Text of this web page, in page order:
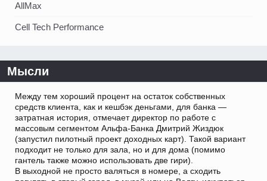
AllMax
Cell Tech Performance
Мысли
Между тем хороший процент на остаток собственных
средств клиента, как и кешбэк деньгами, для банка —
затратная история, отмечает директор по работе с
массовым сегментом Альфа-Банка Дмитрий Жиздюк
(запустил пилотный проект доходных карт). Такой вариант
подходит не только для зала, но и для дома (помимо
гантель также можно использовать две гири).
В выходной не просто валяться в номере, а сходить